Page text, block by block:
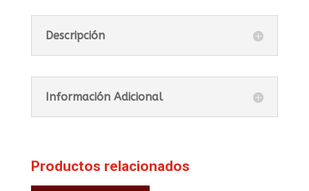
Descripción
Información Adicional
Productos relacionados